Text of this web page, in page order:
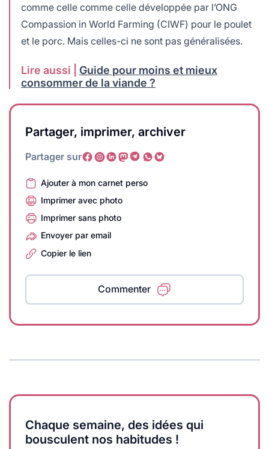
comme celle comme celle développée par l’ONG
Compassion in World Farming (CIWF) pour le poulet
et le porc. Mais celles-ci ne sont pas généralisées.
Lire aussi | Guide pour moins et mieux
consommer de la viande ?
Partager, imprimer, archiver
Partager sur
Ajouter à mon carnet perso
Imprimer avec photo
Imprimer sans photo
Envoyer par email
Copier le lien
Commenter
Chaque semaine, des idées qui
bousculent nos habitudes !